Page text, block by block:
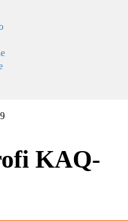
KAQ-